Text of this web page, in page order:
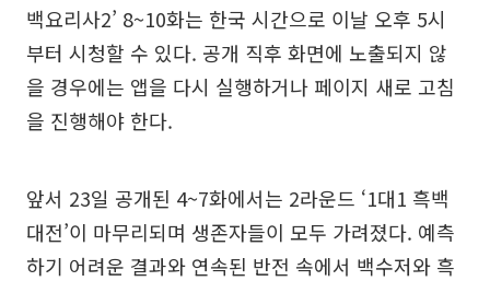
백요리사2’ 8~10화는 한국 시간으로 이날 오후 5시
부터 시청할 수 있다. 공개 직후 화면에 노출되지 않
을 경우에는 앱을 다시 실행하거나 페이지 새로 고침
을 진행해야 한다.
앞서 23일 공개된 4~7화에서는 2라운드 ‘1대1 흑백
대전’이 마무리되며 생존자들이 모두 가려졌다. 예측
하기 어려운 결과와 연속된 반전 속에서 백수저와 흑